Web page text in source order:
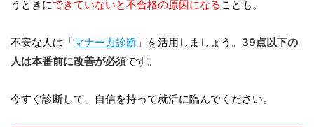
うときにできていないと不合格の原因になる ことも。
不安な人は「マナー力診断 」を活用しましょう。 39点以下の
人は本番前に改善が必須です。
今すぐ診断して、自信を持って就活に臨んでください。